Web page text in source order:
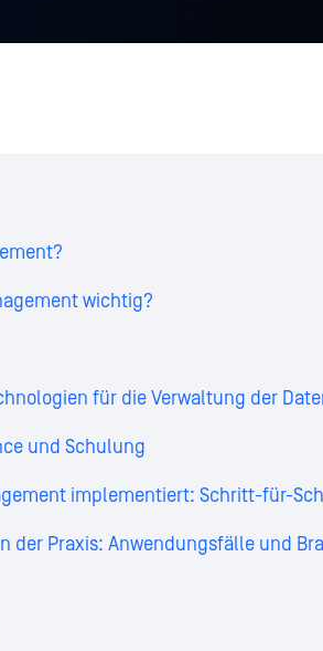
wichtig?
für die Verwaltung der
und Schulung
implementiert: Schritt-für-
der Praxis: Anwendungsfälle und